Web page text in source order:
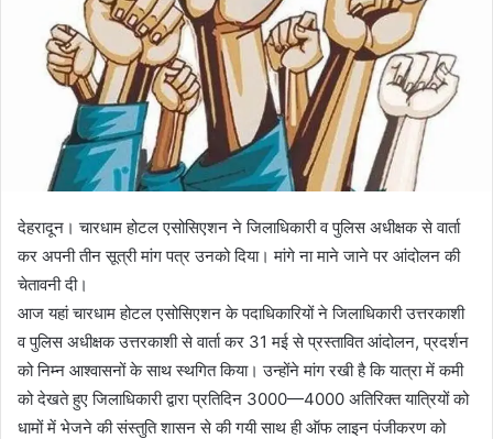
देहरादून। चारधाम होटल एसोसिएशन ने जिलाधिकारी व पुलिस अधीक्षक से वार्ता
कर अपनी तीन सूत्री मांग पत्र उनको दिया। मांगे ना माने जाने पर आंदोलन की
चेतावनी दी।
आज यहां चारधाम होटल एसोसिएशन के पदाधिकारियों ने जिलाधिकारी उत्तरकाशी
व पुलिस अधीक्षक उत्तरकाशी से वार्ता कर 31 मई से प्रस्तावित आंदोलन, प्रदर्शन
को निम्न आश्वासनों के साथ स्थगित किया। उन्होंने मांग रखी है कि यात्रा में कमी
को देखते हुए जिलाधिकारी द्वारा प्रतिदिन 3000—4000 अतिरिक्त यात्रियों को
धामों में भेजने की संस्तुति शासन से की गयी साथ ही ऑफ लाइन पंजीकरण को